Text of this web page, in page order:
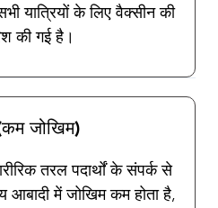
यात्रियों के लिए वैक्सीन की
की गई है।
जोखिम)
तरल पदार्थों के संपर्क से
आबादी में जोखिम कम होता है,